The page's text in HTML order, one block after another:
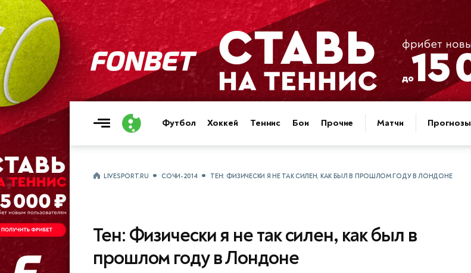
Футбол Хоккей Теннис Бои Прочие Матчи Прогнозы
LIVESPORT.RU СОЧИ-2014 ТЕН: ФИЗИЧЕСКИ Я НЕ ТАК СИЛЕН, КАК БЫЛ В ПРОШЛОМ ГОДУ В ЛОНДОНЕ
Тен: Физически я не так силен, как был в
прошлом году в Лондоне